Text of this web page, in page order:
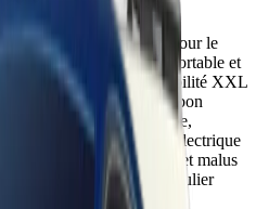
laisse pas indifférent, pour le
7 places spacieux, confortable et
recherchant habitabilité XXL
intégrale rassurante et bon
justes en charge,
et surtout autonomie électrique
Prix élevé (>59 500 €) et malus
au marché particulier